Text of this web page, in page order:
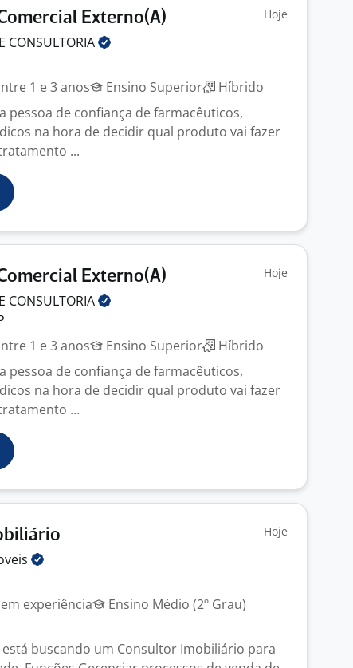
Externo(A) Hoje
CONSULTORIA
1 e 3 anos Ensino Superior
Híbrido
pessoa de confiança de farmacêuticos,
na hora de decidir qual produto vai fazer
...
Externo(A) Hoje
CONSULTORIA
1 e 3 anos Ensino Superior
Híbrido
pessoa de confiança de farmacêuticos,
na hora de decidir qual produto vai fazer
...
Hoje
experiência
Ensino Médio (2º Grau)
buscando um Consultor Imobiliário para